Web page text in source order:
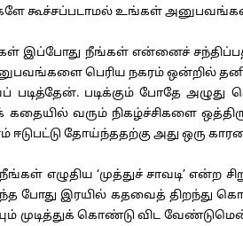
கூச்சப்படாமல் உங்கள்
இப்போது நீங்கள் என்னைச்
பெரிய நகரம் ஒன்றில்
படித்தேன். படிக்கும் போதே
வரும் நிகழ்ச்சிகளை
தோய்ந்ததற்கு அது ஒரு
எழுதிய ‘முத்துச் சாவடி’
போது இரயில் கதவைத் திறந்து
கொண்டு விட